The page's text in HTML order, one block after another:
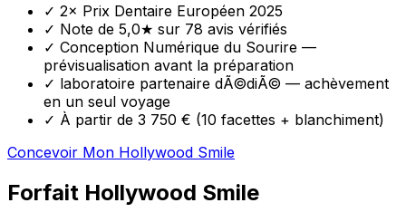
✓ 2× Prix Dentaire Européen 2025
✓ Note de 5,0★ sur 78 avis vérifiés
✓ Conception Numérique du Sourire —
prévisualisation avant la préparation
✓ laboratoire partenaire dÃ©diÃ© — achèvement
en un seul voyage
✓ À partir de 3 750 € (10 facettes + blanchiment)
Concevoir Mon Hollywood Smile
Forfait Hollywood Smile